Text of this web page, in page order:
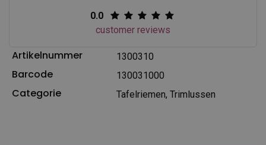
0.0
customer reviews
Artikelnummer 1300310
Barcode 130031000
Categorie Tafelriemen, Trimlussen